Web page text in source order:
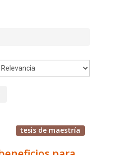
tesis de maestría